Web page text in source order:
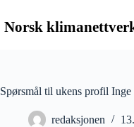
Spørsmål til ukens profil
redaksjonen